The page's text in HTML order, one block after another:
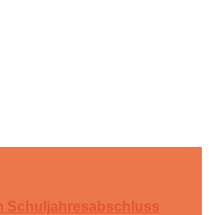
Schuljahresabschluss